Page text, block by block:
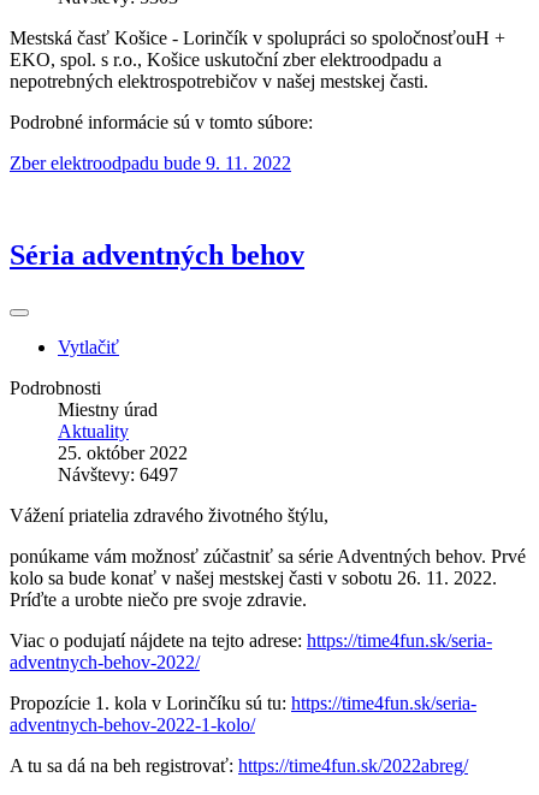
Mestská časť Košice - Lorinčík v spolupráci so spoločnosťouH +
EKO, spol. s r.o., Košice uskutoční zber elektroodpadu a
nepotrebných elektrospotrebičov v našej mestskej časti.
Podrobné informácie sú v tomto súbore:
Zber elektroodpadu bude 9. 11. 2022
Séria adventných behov
Vytlačiť
Podrobnosti
Miestny úrad
Aktuality
25. október 2022
Návštevy: 6497
Vážení priatelia zdravého životného štýlu,
ponúkame vám možnosť zúčastniť sa série Adventných behov. Prvé
kolo sa bude konať v našej mestskej časti v sobotu 26. 11. 2022.
Príďte a urobte niečo pre svoje zdravie.
Viac o podujatí nájdete na tejto adrese: https://time4fun.sk/seria-
adventnych-behov-2022/
Propozície 1. kola v Lorinčíku sú tu: https://time4fun.sk/seria-
adventnych-behov-2022-1-kolo/
A tu sa dá na beh registrovať: https://time4fun.sk/2022abreg/